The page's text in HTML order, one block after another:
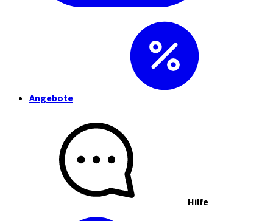
Angebote
Hilfe